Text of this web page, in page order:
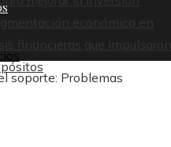
económica en
financieras que
soporte: Problemas